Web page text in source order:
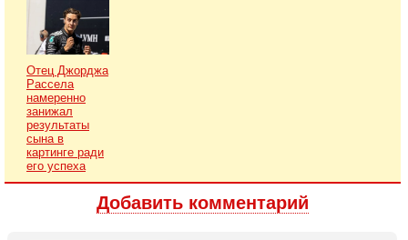
Отец Джорджа
Рассела
намеренно
занижал
результаты
сына в
картинге ради
его успеха
Добавить комментарий